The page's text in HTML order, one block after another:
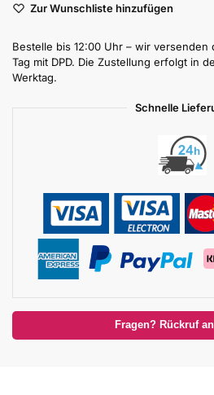
Zur Wunschliste hinzufügen
Bestelle bis 12:00 Uhr – wir versenden
Tag mit DPD. Die Zustellung erfolgt in
Werktag.
Schnelle
Fragen? Rückruf